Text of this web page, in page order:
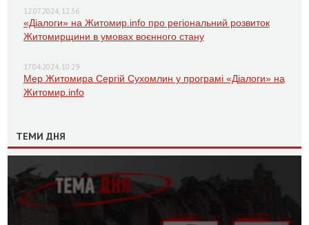
12.07.2024, 12:36
«Діалоги» на Житомир.info про регіональний розвиток
Житомирщини в умовах воєнного стану
17.04.2024, 10:29
Мер Житомира Сергій Сухомлин у програмі «Діалоги» на
Житомир.info
ТЕМИ ДНЯ